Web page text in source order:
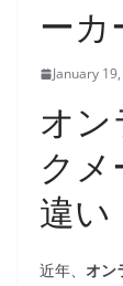
ーカ
January
オン
クメ
違い
近年、 オン